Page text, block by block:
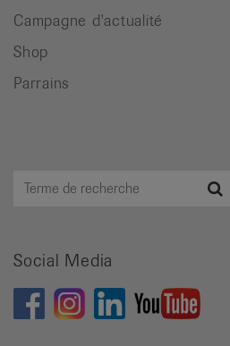
Campagne d'actualité
Shop
Parrains
Terme
Social Media